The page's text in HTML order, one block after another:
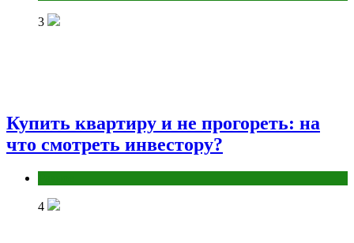
3
Купить квартиру и не прогореть: на
что смотреть инвестору?
4